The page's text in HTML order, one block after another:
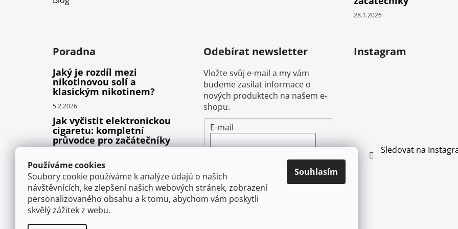
Používáme cookies
Soubory cookie používáme k analýze údajů o našich
návštěvnících, ke zlepšení našich webových stránek, zobrazení
personalizovaného obsahu a k tomu, abychom vám poskytli
skvělý zážitek z webu.
Souhlasím
28.1.2026
Poradna
Jaký je rozdíl mezi
nikotinovou solí a
klasickým nikotinem?
5.2.2026
Jak vyčistit elektronickou
cigaretu: kompletní
průvodce pro začátečníky
Proč prská elektronická
cigareta (e-liquid)?
1.9.2025
Odebírat newsletter
Vložte svůj e-mail a my vám
budeme zasílat informace o
nových produktech na našem e-
shopu.
E-mail
podmínkami ochrany
osobních údajů
PŘIHLÁSIT SE
Instagram
Sledovat na